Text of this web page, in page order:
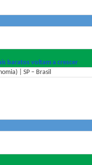
baratos voltam a crescer
| SP – Brasil